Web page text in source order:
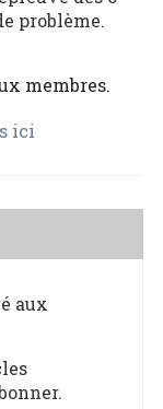
problème.
membres.
ici
aux